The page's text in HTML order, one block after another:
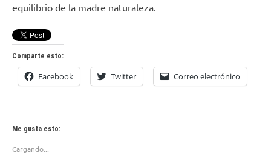
equilibrio de la madre naturaleza.
Comparte esto:
Facebook Twitter Correo electrónico
Me gusta esto:
Cargando...